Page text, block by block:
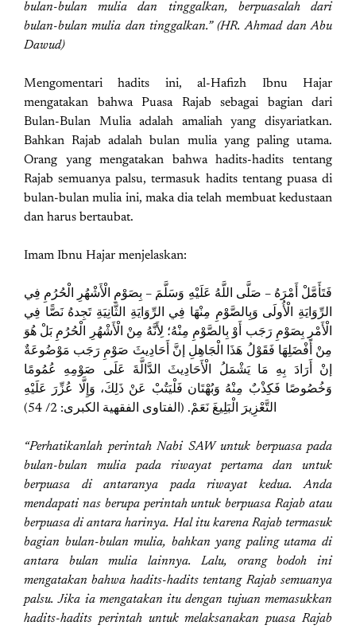
bulan-bulan mulia dan tinggalkan, berpuasalah dari
bulan-bulan mulia dan tinggalkan.” (HR. Ahmad dan Abu
Dawud)
Mengomentari hadits ini, al-Hafizh Ibnu Hajar
mengatakan bahwa Puasa Rajab sebagai bagian dari
Bulan-Bulan Mulia adalah amaliah yang disyariatkan.
Bahkan Rajab adalah bulan mulia yang paling utama.
Orang yang mengatakan bahwa hadits-hadits tentang
Rajab semuanya palsu, termasuk hadits tentang puasa di
bulan-bulan mulia ini, maka dia telah membuat kedustaan
dan harus bertaubat.
Imam Ibnu Hajar menjelaskan:
فَتَأَمَّلْ أَمْرَهُ – صَلَّى اللَّهُ عَلَيْهِ وَسَلَّمَ – بِصَوْمِ الْأَشْهُرِ الْحُرُمِ فِي
الرِّوَايَةِ الْأُولَى وَبِالصَّوْمِ مِنْهَا فِي الرِّوَايَةِ الثَّانِيَةِ تَجِدهُ نَصًّا فِي
الْأَمْرِ بِصَوْمِ رَجَب أَوْ بِالصَّوْمِ مِنْهُ؛ لِأَنَّهُ مِنْ الْأَشْهُرِ الْحُرُمِ بَلْ هُوَ
مِنْ أَفْضَلِهَا فَقَوْلُ هَذَا الْجَاهِلِ إنَّ أَحَادِيثَ صَوْمِ رَجَب مَوْضُوعَةٌ
إنْ أَرَادَ بِهِ مَا يَشْمَلُ الْأَحَادِيثَ الدَّالَّةَ عَلَى صَوْمِهِ عُمُومًا
وَخُصُوصًا فَكِذْبٌ مِنْهُ وَبُهْتَان فَلْيَتُبْ عَنْ ذَلِكَ، وَإِلَّا عُزِّرَ عَلَيْهِ
التَّعْزِيرَ الْبَلِيغَ نَعَمْ. (الفتاوى الفقهية الكبرى: 2/ 54)
“Perhatikanlah perintah Nabi SAW untuk berpuasa pada
bulan-bulan mulia pada riwayat pertama dan untuk
berpuasa di antaranya pada riwayat kedua. Anda
mendapati nas berupa perintah untuk berpuasa Rajab atau
berpuasa di antara harinya. Hal itu karena Rajab termasuk
bagian bulan-bulan mulia, bahkan yang paling utama di
antara bulan mulia lainnya. Lalu, orang bodoh ini
mengatakan bahwa hadits-hadits tentang Rajab semuanya
palsu. Jika ia mengatakan itu dengan tujuan memasukkan
hadits-hadits perintah untuk melaksanakan puasa Rajab